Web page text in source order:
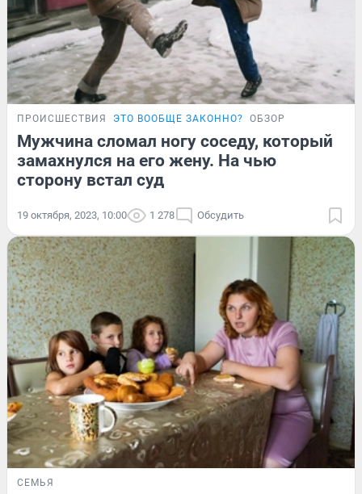
ПРОИСШЕСТВИЯ ЭТО ВООБЩЕ ЗАКОННО? ОБЗОР
Мужчина сломал ногу соседу, который
замахнулся на его жену. На чью
сторону встал суд
19 октября, 2023, 10:00 1 278 Обсудить
СЕМЬЯ